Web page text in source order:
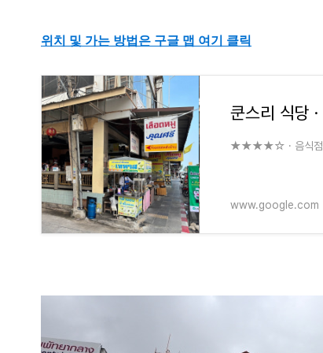
위치 및 가는 방법은 구글 맵 여기 클릭
★★★★☆ · 음식점
www.google.com